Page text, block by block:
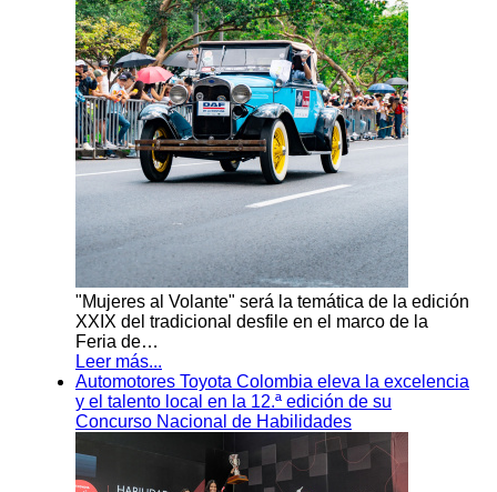
"Mujeres al Volante" será la temática de la edición
XXIX del tradicional desfile en el marco de la
Feria de…
Leer más...
Automotores Toyota Colombia eleva la excelencia
y el talento local en la 12.ª edición de su
Concurso Nacional de Habilidades